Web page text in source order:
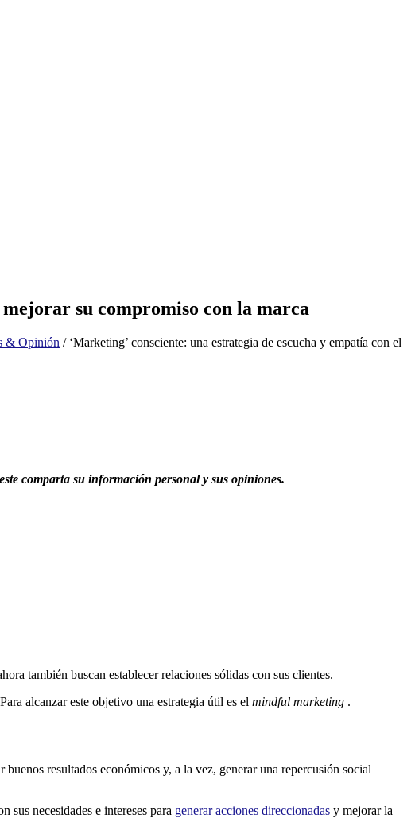
su compromiso con la marca
& Opinión /‘Marketing’ consciente: una estrategia de escucha y empatía con el
comparta su información personal y sus opiniones.
también buscan establecer relaciones sólidas con sus clientes.
alcanzar este objetivo una estrategia útil es el mindful marketing .
buenos resultados económicos y, a la vez, generar una repercusión social
sus necesidades e intereses para generar acciones direccionadas y mejorar la